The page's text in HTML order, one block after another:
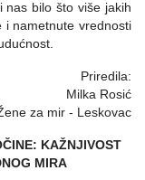
nas bilo što više jakih
i nametnute vrednosti
Priredila:
Milka Rosić
za mir - Leskovac
KAŽNJIVOST
MIRA